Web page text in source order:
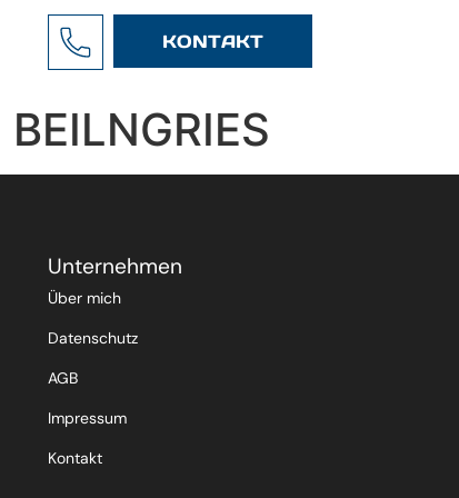
KONTAKT
Unternehmen
Über mich
Datenschutz
AGB
Impressum
Kontakt